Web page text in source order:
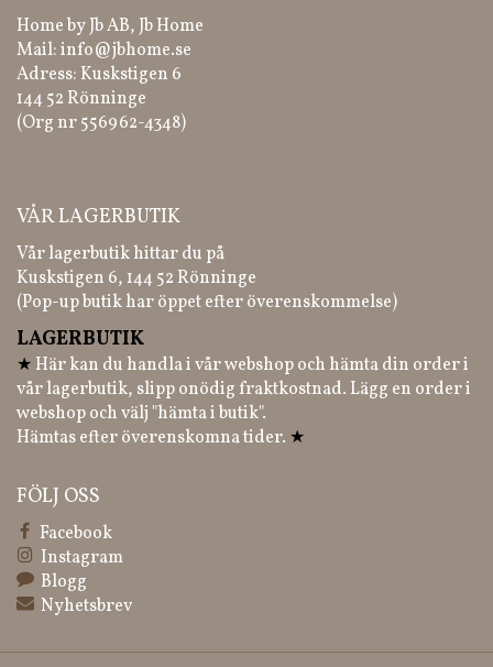
Home by Jb AB, Jb Home
Mail:info@jbhome.se
Adress: Kuskstigen 6
144 52 Rönninge
(Org nr 556962-4348)
VÅR LAGERBUTIK
Vår lagerbutik hittar du på
Kuskstigen 6, 144 52 Rönninge
(Pop-up butik har öppet efter överenskommelse)
LAGERBUTIK
★ Här kan du handla i vår webshop och hämta din order i
vår lagerbutik, slipp onödig fraktkostnad. Lägg en order i
webshop och välj "hämta i butik".
Hämtas efter överenskomna tider. ★
FÖLJ OSS
Facebook
Instagram
Blogg
Nyhetsbrev